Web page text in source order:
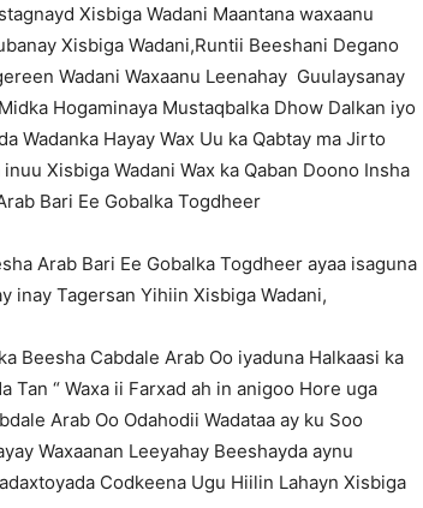
Xisbiga Wadani Maantana waxaanu
Xisbiga Wadani,Runtii Beeshani Degano
Wadani Waxaanu Leenahay Guulaysanay
Hogaminaya Mustaqbalka Dhow Dalkan iyo
Wadanka Hayay Wax Uu ka Qabtay ma Jirto
Xisbiga Wadani Wax ka Qaban Doono Insha
Bari Ee Gobalka Togdheer
Arab Bari Ee Gobalka Togdheer ayaa isaguna
inay Tagersan Yihiin Xisbiga Wadani,
Beesha Cabdale Arab Oo iyaduna Halkaasi ka
Tan “ Waxa ii Farxad ah in anigoo Hore uga
Arab Oo Odahodii Wadataa ay ku Soo
Waxaanan Leeyahay Beeshayda aynu
Codkeena Ugu Hiilin Lahayn Xisbiga